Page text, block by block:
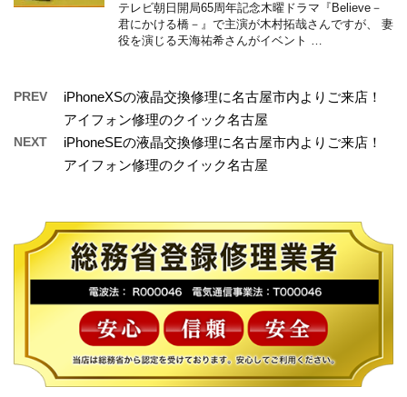
テレビ朝日開局65周年記念木曜ドラマ『Believe－
君にかける橋－』で主演が木村拓哉さんですが、 妻
役を演じる天海祐希さんがイベント …
PREV
iPhoneXSの液晶交換修理に名古屋市内よりご来店！
アイフォン修理のクイック名古屋
NEXT
iPhoneSEの液晶交換修理に名古屋市内よりご来店！
アイフォン修理のクイック名古屋